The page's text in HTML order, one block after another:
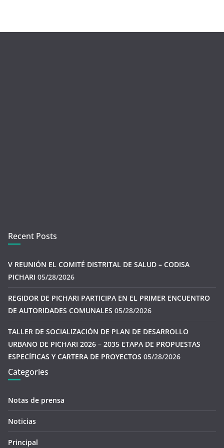
Recent Posts
V REUNIÓN EL COMITÉ DISTRITAL DE SALUD – CODISA
PICHARI 05/28/2026
REGIDOR DE PICHARI PARTICIPA EN EL PRIMER ENCUENTRO
DE AUTORIDADES COMUNALES 05/28/2026
TALLER DE SOCIALIZACIÓN DE PLAN DE DESARROLLO
URBANO DE PICHARI 2026 – 2035 ETAPA DE PROPUESTAS
ESPECÍFICAS Y CARTERA DE PROYECTOS 05/28/2026
Categories
Notas de prensa
Noticias
Principal